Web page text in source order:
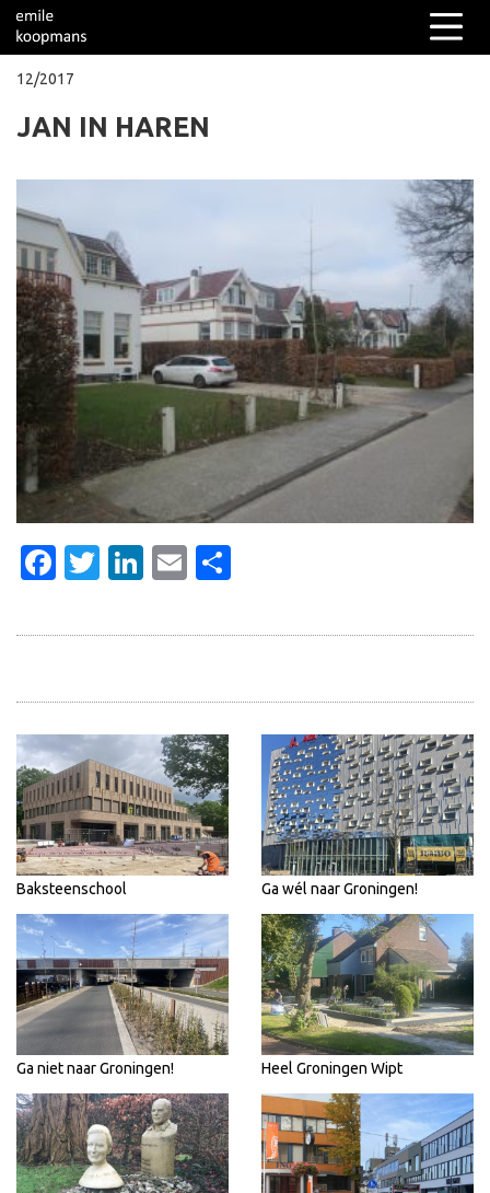
Columns
Over mij
12/2017
JAN IN HAREN
Facebook
Twitter
LinkedIn
Email
Baksteenschool Ga wél naar Groningen!
Ga niet naar Groningen! Heel Groningen Wipt